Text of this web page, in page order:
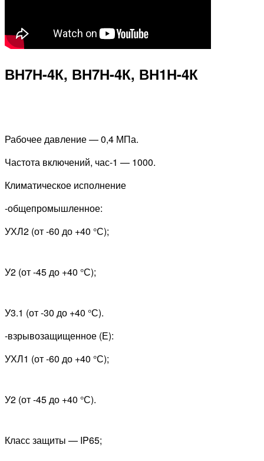
ВН7Н-4К, ВН7Н-4К, ВН1Н-4К
Рабочее давление — 0,4 МПа.
Частота включений, час-1 — 1000.
Климатическое исполнение
-общепромышленное:
УХЛ2 (от -60 до +40 °С);
У2 (от -45 до +40 °С);
У3.1 (от -30 до +40 °С).
-взрывозащищенное (Е):
УХЛ1 (от -60 до +40 °С);
У2 (от -45 до +40 °С).
Класс защиты — IP65;